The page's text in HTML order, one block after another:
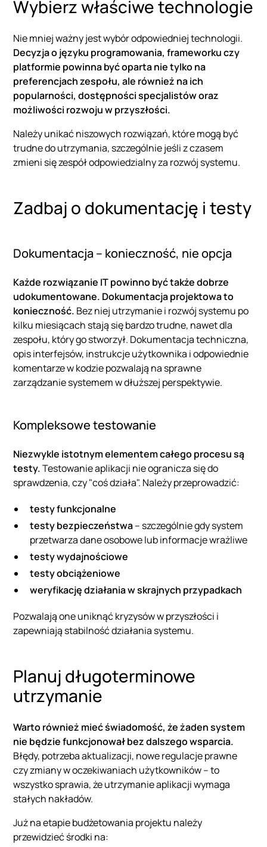
Wybierz właściwe technologie
Nie mniej ważny jest wybór odpowiedniej technologii.
Decyzja o języku programowania, frameworku czy
platformie powinna być oparta nie tylko na
preferencjach zespołu, ale również na ich
popularności, dostępności specjalistów oraz
możliwości rozwoju w przyszłości.
Należy unikać niszowych rozwiązań, które mogą być
trudne do utrzymania, szczególnie jeśli z czasem
zmieni się zespół odpowiedzialny za rozwój systemu.
Zadbaj o dokumentację i testy
Dokumentacja – konieczność, nie opcja
Każde rozwiązanie IT powinno być także dobrze
udokumentowane. Dokumentacja projektowa to
konieczność. Bez niej utrzymanie i rozwój systemu po
kilku miesiącach stają się bardzo trudne, nawet dla
zespołu, który go stworzył. Dokumentacja techniczna,
opis interfejsów, instrukcje użytkownika i odpowiednie
komentarze w kodzie pozwalają na sprawne
zarządzanie systemem w dłuższej perspektywie.
Kompleksowe testowanie
Niezwykle istotnym elementem całego procesu są
testy.Testowanie aplikacji nie ogranicza się do
sprawdzenia, czy "coś działa". Należy przeprowadzić:
testy funkcjonalne
testy bezpieczeństwa– szczególnie gdy system
przetwarza dane osobowe lub informacje wrażliwe
testy wydajnościowe
testy obciążeniowe
weryfikację działania w skrajnych przypadkach
Pozwalają one uniknąć kryzysów w przyszłości i
zapewniają stabilność działania systemu.
Planuj długoterminowe
utrzymanie
Warto również mieć świadomość, że żaden system
nie będzie funkcjonował bez dalszego wsparcia.
Błędy, potrzeba aktualizacji, nowe regulacje prawne
czy zmiany w oczekiwaniach użytkowników – to
wszystko sprawia, że utrzymanie aplikacji wymaga
stałych nakładów.
Już na etapie budżetowania projektu należy
przewidzieć środki na: